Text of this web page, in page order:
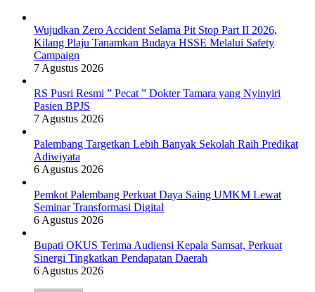
Wujudkan Zero Accident Selama Pit Stop Part II 2026,
Kilang Plaju Tanamkan Budaya HSSE Melalui Safety
Campaign
7 Agustus 2026
RS Pusri Resmi ” Pecat ” Dokter Tamara yang Nyinyiri
Pasien BPJS
7 Agustus 2026
Palembang Targetkan Lebih Banyak Sekolah Raih Predikat
Adiwiyata
6 Agustus 2026
Pemkot Palembang Perkuat Daya Saing UMKM Lewat
Seminar Transformasi Digital
6 Agustus 2026
Bupati OKUS Terima Audiensi Kepala Samsat, Perkuat
Sinergi Tingkatkan Pendapatan Daerah
6 Agustus 2026